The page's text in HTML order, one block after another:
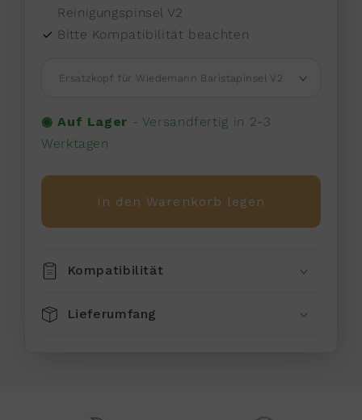
Reinigungspinsel V2
Bitte Kompatibilität beachten
◉ Auf Lager - Versandfertig in 2-3
Werktagen
In den Warenkorb legen
Kompatibilität
Lieferumfang